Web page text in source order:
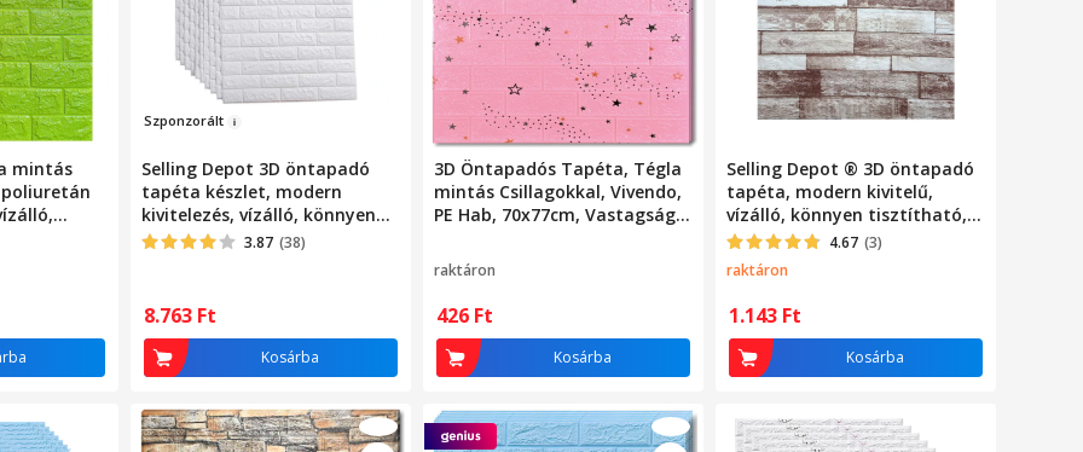
mintás
Szponzorált
Selling Depot 3D öntapadó
tapéta készlet, modern
kivitelezés, vízálló, könnyen
tisztítható, 77x70 cm,
3.87 (38)
8.763 Ft
Kosárba
3D Öntapadós Tapéta, Tégla
mintás Csillagokkal, Vivendo,
PE Hab, 70x77cm, Vastagság
Nedvességálló, Biztonságos
Nem mérgező, Ollóval
Vágható, Belső Tér Nappali
Hálószoba Gyerekszoba,
Dekoratív Fali Panel,
Rózsaszín
raktáron
426 Ft
Kosárba
Selling Depot ® 3D öntapadó
tapéta, modern kivitelű,
vízálló, könnyen tisztítható,
méretei 77x70cm,
dombornyomott tégla
modell, krém/bézs színben
4.67 (3)
raktáron
1.143 Ft
Kosárba